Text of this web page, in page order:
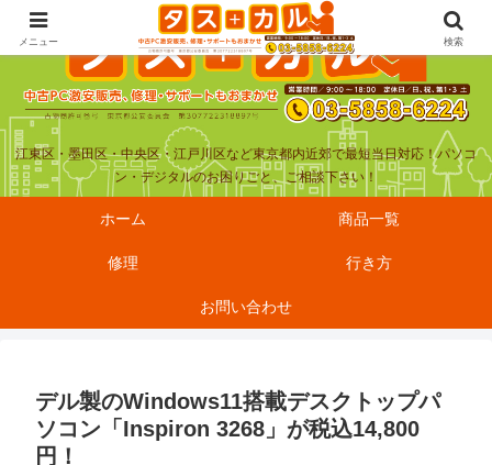
江東区・墨田区・中央区・江戸川区など東京都内近郊で最短当日対応！パソコ
ン・デジタルのお困りごと、ご相談下さい！
ホーム 商品一覧
修理 行き方
お問い合わせ
デル製のWindows11搭載デスクトップパ
ソコン「Inspiron 3268」が税込14,800
円！
メニュー 検索